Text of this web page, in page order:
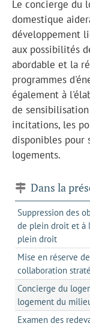
Le concierge du
domestique
développement
aux possibilités
abordable et la
programmes
également à
de
incitations, les
disponibles pour
logements.
Dans la
Suppression des
de plein droit et à
plein droit
Mise en réserve
collaboration
Concierge du
logement du
Examen des